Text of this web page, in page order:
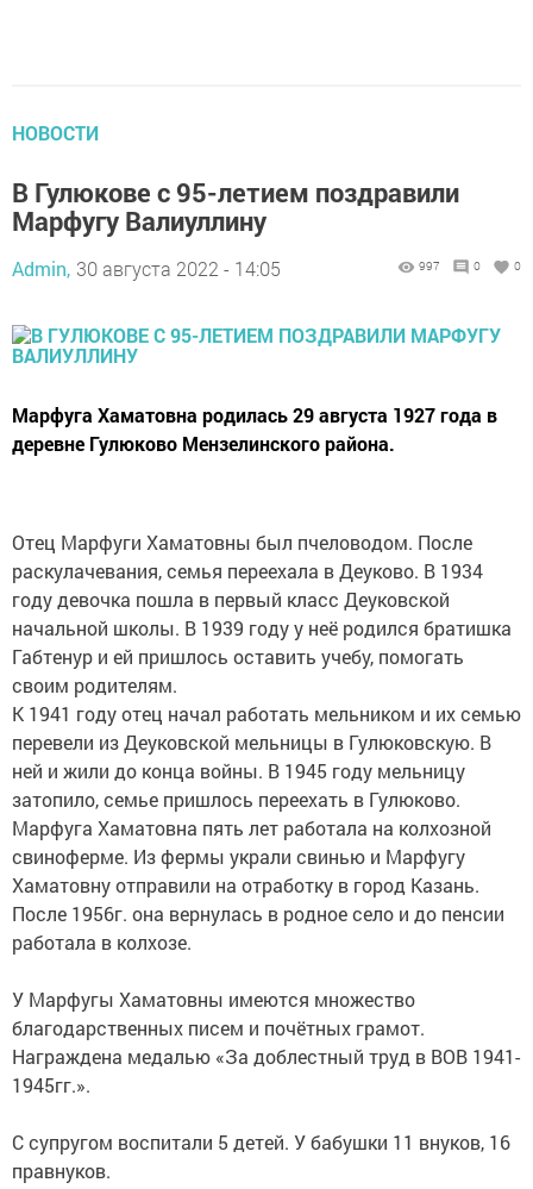
НОВОСТИ
В Гулюкове с 95-летием поздравили
Марфугу Валиуллину
Admin, 30 августа 2022 - 14:05 997 0 0
Марфуга Хаматовна родилась 29 августа 1927 года в
деревне Гулюково Мензелинского района.
Отец Марфуги Хаматовны был пчеловодом. После
раскулачевания, семья переехала в Деуково. В 1934
году девочка пошла в первый класс Деуковской
начальной школы. В 1939 году у неё родился братишка
Габтенур и ей пришлось оставить учебу, помогать
своим родителям.
К 1941 году отец начал работать мельником и их семью
перевели из Деуковской мельницы в Гулюковскую. В
ней и жили до конца войны. В 1945 году мельницу
затопило, семье пришлось переехать в Гулюково.
Марфуга Хаматовна пять лет работала на колхозной
свиноферме. Из фермы украли свинью и Марфугу
Хаматовну отправили на отработку в город Казань.
После 1956г. она вернулась в родное село и до пенсии
работала в колхозе.
У Марфугы Хаматовны имеются множество
благодарственных писем и почётных грамот.
Награждена медалью «За доблестный труд в ВОВ 1941-
1945гг.».
С супругом воспитали 5 детей. У бабушки 11 внуков, 16
правнуков.